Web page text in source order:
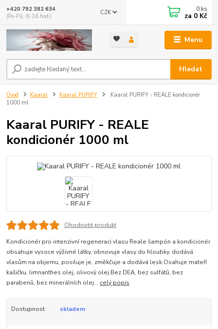
Menu
CZK
Hledat
+420 792 382 634
(Po-Pá, 8-16 hod.)
0 ks
za 0 Kč
Úvod Kaaral Kaaral PURIFY
Kaaral PURIFY - REALE kondicionér
1000 ml
Kaaral PURIFY - REALE
kondicionér 1000 ml
Ohodnotit produkt
Kondicionér pro intenzivní regeneraci vlasu Reale šampón a kondicionér
obsahuje vysoce výživné látky, obnovuje vlasy do hloubky, dodává
vlasům na objemu, posiluje je, změkčuje a dodává lesk.Osahuje mateří
kašičku, limnanthes olej, olivový olej.Bez DEA, bez sulfátů, bez
parabenů, bez minerálních olej... celý popis
Dostupnost skladem